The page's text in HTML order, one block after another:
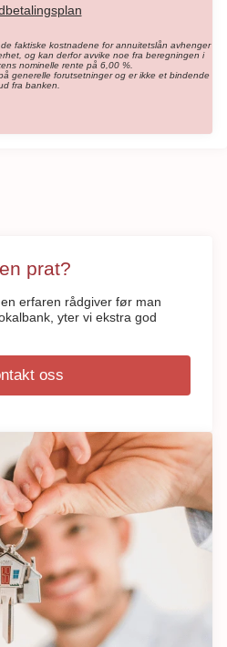
faktiske kostnadene for annuitetslån avhenger
og kan derfor avvike noe fra beregningen i
nominelle rente på 6,00 %.
generelle forutsetninger og er ikke et bindende
fra banken.
prat?
erfaren rådgiver før man
yter vi ekstra god
oss